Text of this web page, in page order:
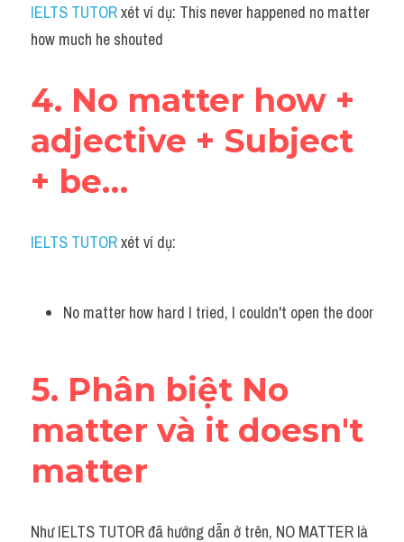
IELTS TUTOR xét ví dụ: This never happened no matter
how much he shouted
4. No matter how +
adjective + Subject
+ be…
IELTS TUTOR xét ví dụ:
No matter how hard I tried, I couldn't open the door
5. Phân biệt No
matter và it doesn't
matter
Như IELTS TUTOR đã hướng dẫn ở trên, NO MATTER là